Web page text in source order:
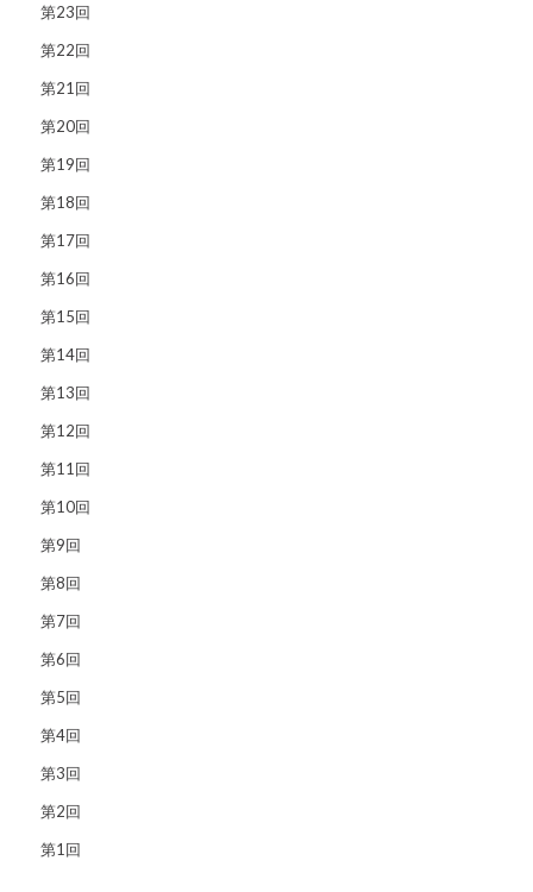
第23回
第22回
第21回
第20回
第19回
第18回
第17回
第16回
第15回
第14回
第13回
第12回
第11回
第10回
第9回
第8回
第7回
第6回
第5回
第4回
第3回
第2回
第1回